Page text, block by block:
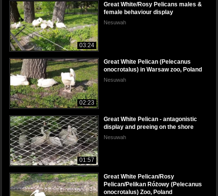
03:24
Great White/Rosy Pelicans males &
female behaviour display
Nesuwah
02:23
Great White Pelican (Pelecanus
onocrotalus) in Warsaw zoo, Poland
Nesuwah
01:57
Great White Pelican - antagonistic
display and preeing on the shore
Nesuwah
Great White Pelican/Rosy
Pelican/Pelikan Różowy (Pelecanus
onocrotalus) Zoo, Poland